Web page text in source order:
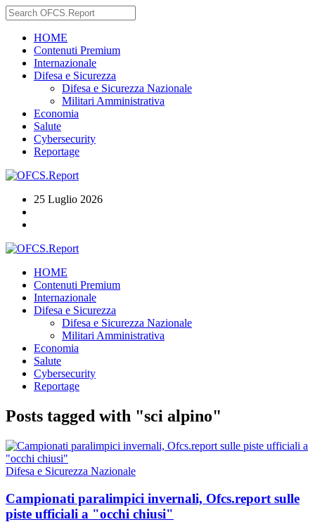
HOME
Contenuti Premium
Internazionale
Difesa e Sicurezza
Difesa e Sicurezza Nazionale
Militari Amministrativa
Economia
Salute
Cybersecurity
Reportage
25 Luglio 2026
HOME
Contenuti Premium
Internazionale
Difesa e Sicurezza
Difesa e Sicurezza Nazionale
Militari Amministrativa
Economia
Salute
Cybersecurity
Reportage
Posts tagged with "sci alpino"
Difesa e Sicurezza Nazionale
Campionati paralimpici invernali, Ofcs.report sulle
piste ufficiali a "occhi chiusi"